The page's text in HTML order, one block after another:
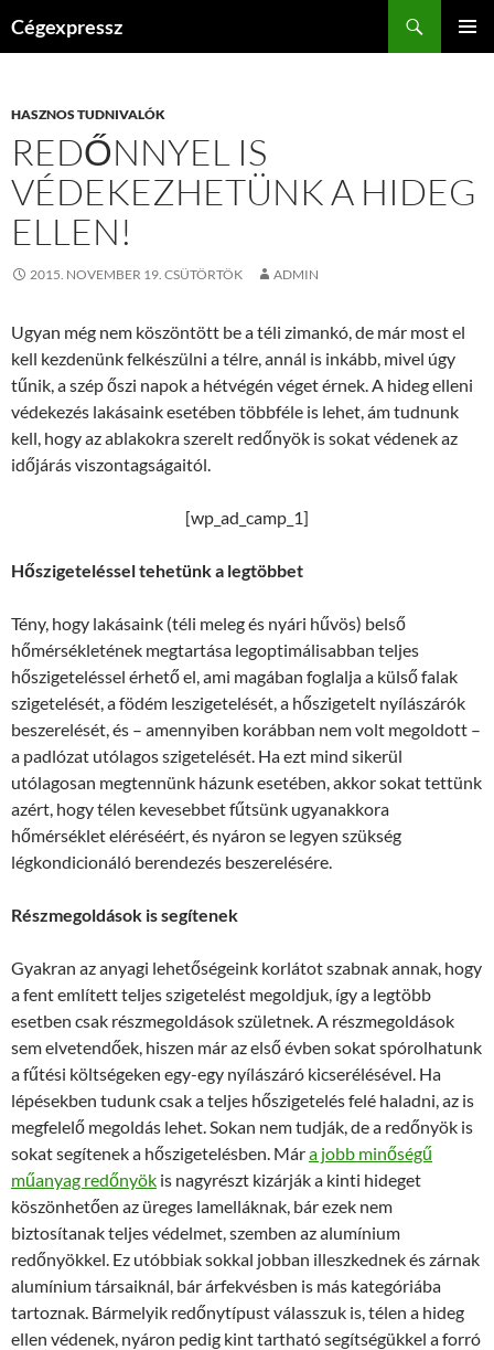
Cégexpressz
HASZNOS TUDNIVALÓK
REDŐNNYEL IS
VÉDEKEZHETÜNK A HIDEG
ELLEN!
2015. NOVEMBER 19. CSÜTÖRTÖK ADMIN
Ugyan még nem köszöntött be a téli zimankó, de már most el
kell kezdenünk felkészülni a télre, annál is inkább, mivel úgy
tűnik, a szép őszi napok a hétvégén véget érnek. A hideg elleni
védekezés lakásaink esetében többféle is lehet, ám tudnunk
kell, hogy az ablakokra szerelt redőnyök is sokat védenek az
időjárás viszontagságaitól.
[wp_ad_camp_1]
Hőszigeteléssel tehetünk a legtöbbet
Tény, hogy lakásaink (téli meleg és nyári hűvös) belső
hőmérsékletének megtartása legoptimálisabban teljes
hőszigeteléssel érhető el, ami magában foglalja a külső falak
szigetelését, a födém leszigetelését, a hőszigetelt nyílászárók
beszerelését, és – amennyiben korábban nem volt megoldott –
a padlózat utólagos szigetelését. Ha ezt mind sikerül
utólagosan megtennünk házunk esetében, akkor sokat tettünk
azért, hogy télen kevesebbet fűtsünk ugyanakkora
hőmérséklet eléréséért, és nyáron se legyen szükség
légkondicionáló berendezés beszerelésére.
Részmegoldások is segítenek
Gyakran az anyagi lehetőségeink korlátot szabnak annak, hogy
a fent említett teljes szigetelést megoldjuk, így a legtöbb
esetben csak részmegoldások születnek. A részmegoldások
sem elvetendőek, hiszen már az első évben sokat spórolhatunk
a fűtési költségeken egy-egy nyílászáró kicserélésével. Ha
lépésekben tudunk csak a teljes hőszigetelés felé haladni, az is
megfelelő megoldás lehet. Sokan nem tudják, de a redőnyök is
sokat segítenek a hőszigetelésben. Mára jobb minőségű
műanyag redőnyök is nagyrészt kizárják a kinti hideget
köszönhetően az üreges lamelláknak, bár ezek nem
biztosítanak teljes védelmet, szemben az alumínium
redőnyökkel. Ez utóbbiak sokkal jobban illeszkednek és zárnak
alumínium társaiknál, bár árfekvésben is más kategóriába
tartoznak. Bármelyik redőnytípust válasszuk is, télen a hideg
ellen védenek, nyáron pedig kint tartható segítségükkel a forró